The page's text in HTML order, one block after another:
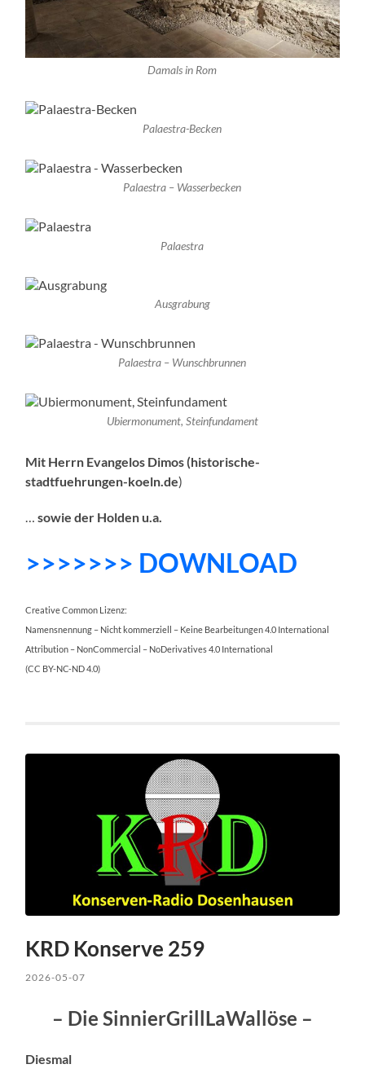
Damals in Rom
Palaestra-Becken
Palaestra – Wasserbecken
Palaestra
Ausgrabung
Palaestra – Wunschbrunnen
Ubiermonument, Steinfundament
Mit Herrn Evangelos Dimos (historische-
stadtfuehrungen-koeln.de)
…sowie der Holden u.a.
>>>>>>> DOWNLOAD
Creative Common Lizenz:
Namensnennung – Nicht kommerziell – Keine Bearbeitungen 4.0 International
Attribution – NonCommercial – NoDerivatives 4.0 International
(CC BY-NC-ND 4.0)
KRD Konserve 259
2026-05-07
– Die SinnierGrillLaWallöse –
Diesmal